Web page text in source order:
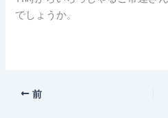
でしょうか。
前